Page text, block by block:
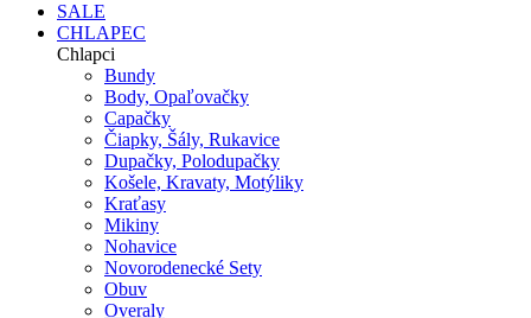
SALE
CHLAPEC
Chlapci
Bundy
Body, Opaľovačky
Capačky
Čiapky, Šály, Rukavice
Dupačky, Polodupačky
Košele, Kravaty, Motýliky
Kraťasy
Mikiny
Nohavice
Novorodenecké Sety
Obuv
Overaly